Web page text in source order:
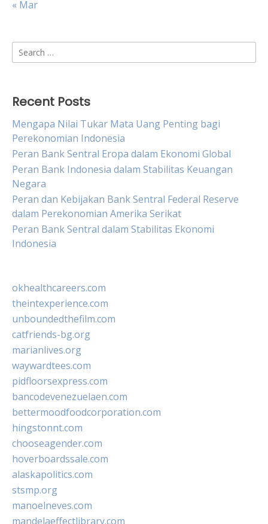
« Mar
Search
for:
Recent Posts
Mengapa Nilai Tukar Mata Uang Penting bagi
Perekonomian Indonesia
Peran Bank Sentral Eropa dalam Ekonomi Global
Peran Bank Indonesia dalam Stabilitas Keuangan
Negara
Peran dan Kebijakan Bank Sentral Federal Reserve
dalam Perekonomian Amerika Serikat
Peran Bank Sentral dalam Stabilitas Ekonomi
Indonesia
okhealthcareers.com
theintexperience.com
unboundedthefilm.com
catfriends-bg.org
marianlives.org
waywardtees.com
pidfloorsexpress.com
bancodevenezuelaen.com
bettermoodfoodcorporation.com
hingstonnt.com
chooseagender.com
hoverboardssale.com
alaskapolitics.com
stsmp.org
manoelneves.com
mandelaeffectlibrary.com